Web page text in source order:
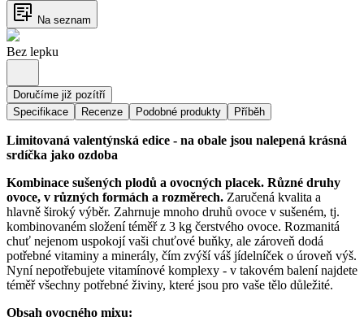
Na seznam
Bez lepku
Doručíme již pozítří
Specifikace
Recenze Podobné produkty Příběh
Limitovaná valentýnská edice - na obale jsou nalepená krásná
srdíčka jako ozdoba
Kombinace sušených plodů a ovocných placek. Různé druhy
ovoce, v různých formách a rozměrech. Zaručená kvalita a
hlavně široký výběr. Zahrnuje mnoho druhů ovoce v sušeném, tj.
kombinovaném složení téměř z 3 kg čerstvého ovoce. Rozmanitá
chuť nejenom uspokojí vaši chuťové buňky, ale zároveň dodá
potřebné vitaminy a minerály, čím zvýší váš jídelníček o úroveň výš.
Nyní nepotřebujete vitamínové komplexy - v takovém balení najdete
téměř všechny potřebné živiny, které jsou pro vaše tělo důležité.
Obsah ovocného mixu: